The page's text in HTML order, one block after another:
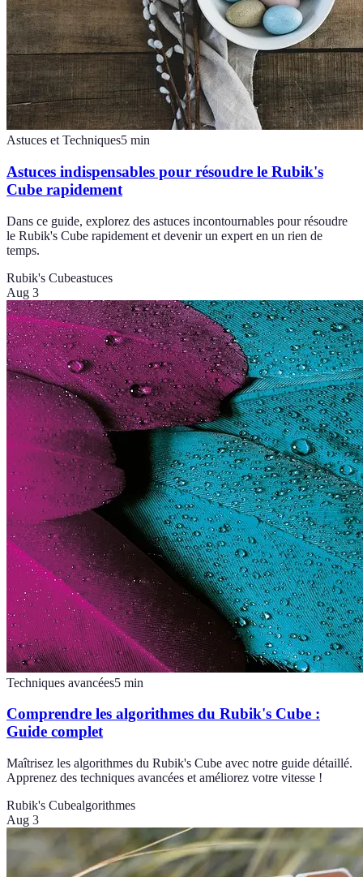
Astuces et Techniques5 min
Astuces indispensables pour résoudre le Rubik's
Cube rapidement
Dans ce guide, explorez des astuces incontournables pour résoudre
le Rubik's Cube rapidement et devenir un expert en un rien de
temps.
Rubik's Cubeastuces
Aug 3
Techniques avancées5 min
Comprendre les algorithmes du Rubik's Cube :
Guide complet
Maîtrisez les algorithmes du Rubik's Cube avec notre guide détaillé.
Apprenez des techniques avancées et améliorez votre vitesse !
Rubik's Cubealgorithmes
Aug 3